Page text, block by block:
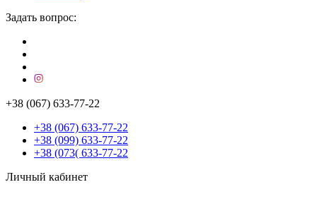
Задать вопрос:
+38 (067) 633-77-22
+38 (067) 633-77-22
+38 (099) 633-77-22
+38 (073( 633-77-22
Личный кабинет